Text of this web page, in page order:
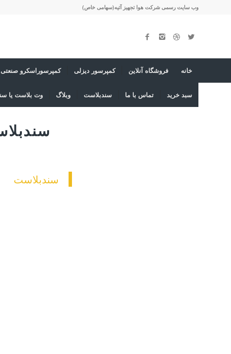
وب سایت رسمی شرکت هوا تجهیز آتیه(سهامی خاص)
خانه فروشگاه آنلاین کمپرسور دیزلی کمپرسوراسکرو صنعتی
سبد خرید تماس با ما سندبلاست وبلاگ وت بلاست یا
سندبلاست